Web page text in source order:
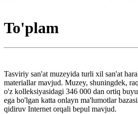
To'plam
Tasviriy san'at muzeyida turli xil san'at
materiallar mavjud. Muzey, shuningdek,
o'z kolleksiyasidagi 346 000 dan ortiq
ega bo'lgan katta onlayn ma'lumotlar
qidiruv Internet orqali bepul mavjud.